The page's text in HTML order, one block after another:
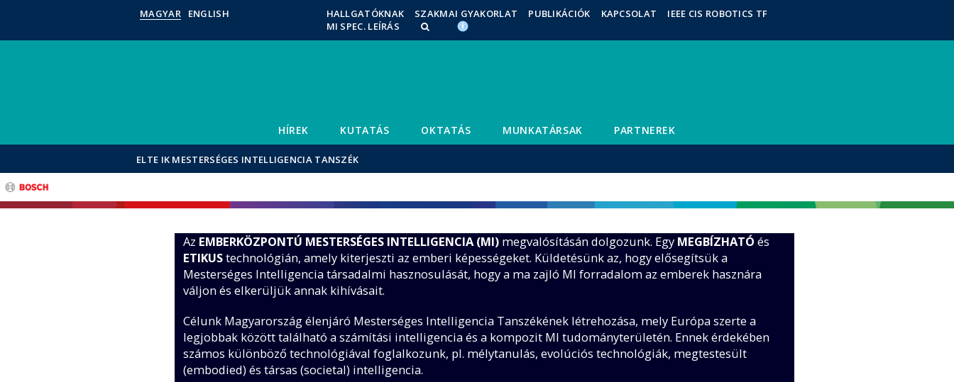
Hírek
Események
ELTE a
sajtóban
MAGYAR ENGLISH HALLGATÓKNAK SZAKMAI GYAKORLAT PUBLIKÁCIÓK KAPCSOLAT
IEEE CIS ROBOTICS TF
MI SPEC. LEÍRÁS
HÍREK KUTATÁS OKTATÁS MUNKATÁRSAK PARTNEREK
ELTE IK MESTERSÉGES INTELLIGENCIA TANSZÉK
Az EMBERKÖZPONTÚ MESTERSÉGES INTELLIGENCIA (MI) megvalósításán dolgozunk. Egy MEGBÍZHATÓ és
ETIKUStechnológián, amely kiterjeszti az emberi képességeket. Küldetésünk az, hogy elősegítsük a
Mesterséges Intelligencia társadalmi hasznosulását, hogy a ma zajló MI forradalom az emberek hasznára
váljon és elkerüljük annak kihívásait.
Célunk Magyarország élenjáró Mesterséges Intelligencia Tanszékének létrehozása, mely Európa szerte a
legjobbak között található a számítási intelligencia és a kompozit MI tudományterületén. Ennek érdekében
számos különböző technológiával foglalkozunk, pl. mélytanulás, evolúciós technológiák, megtestesült
(embodied) és társas (societal) intelligencia.